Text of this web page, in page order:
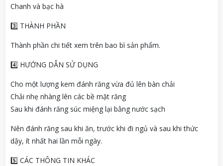
Chanh và bạc hà
3️⃣ THÀNH PHẦN
Thành phần chi tiết xem trên bao bì sản phẩm.
4️⃣ HƯỚNG DẪN SỬ DỤNG
Cho một lượng kem đánh răng vừa đủ lên bàn chải
Chải nhẹ nhàng lên các bề mặt răng
Sau khi đánh răng súc miệng lại bằng nước sạch
Nên đánh răng sau khi ăn, trước khi đi ngủ và sau khi thức
dậy, ít nhất hai lần mỗi ngày.
5️⃣ CÁC THÔNG TIN KHÁC